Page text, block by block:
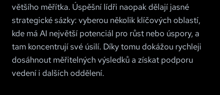
většího měřítka. Úspěšní lídři naopak dělají jasné
strategické sázky: vyberou několik klíčových oblastí,
kde má AI největší potenciál pro růst nebo úspory, a
tam koncentrují své úsilí. Díky tomu dokážou rychleji
dosáhnout měřitelných výsledků a získat podporu
vedení i dalších oddělení.